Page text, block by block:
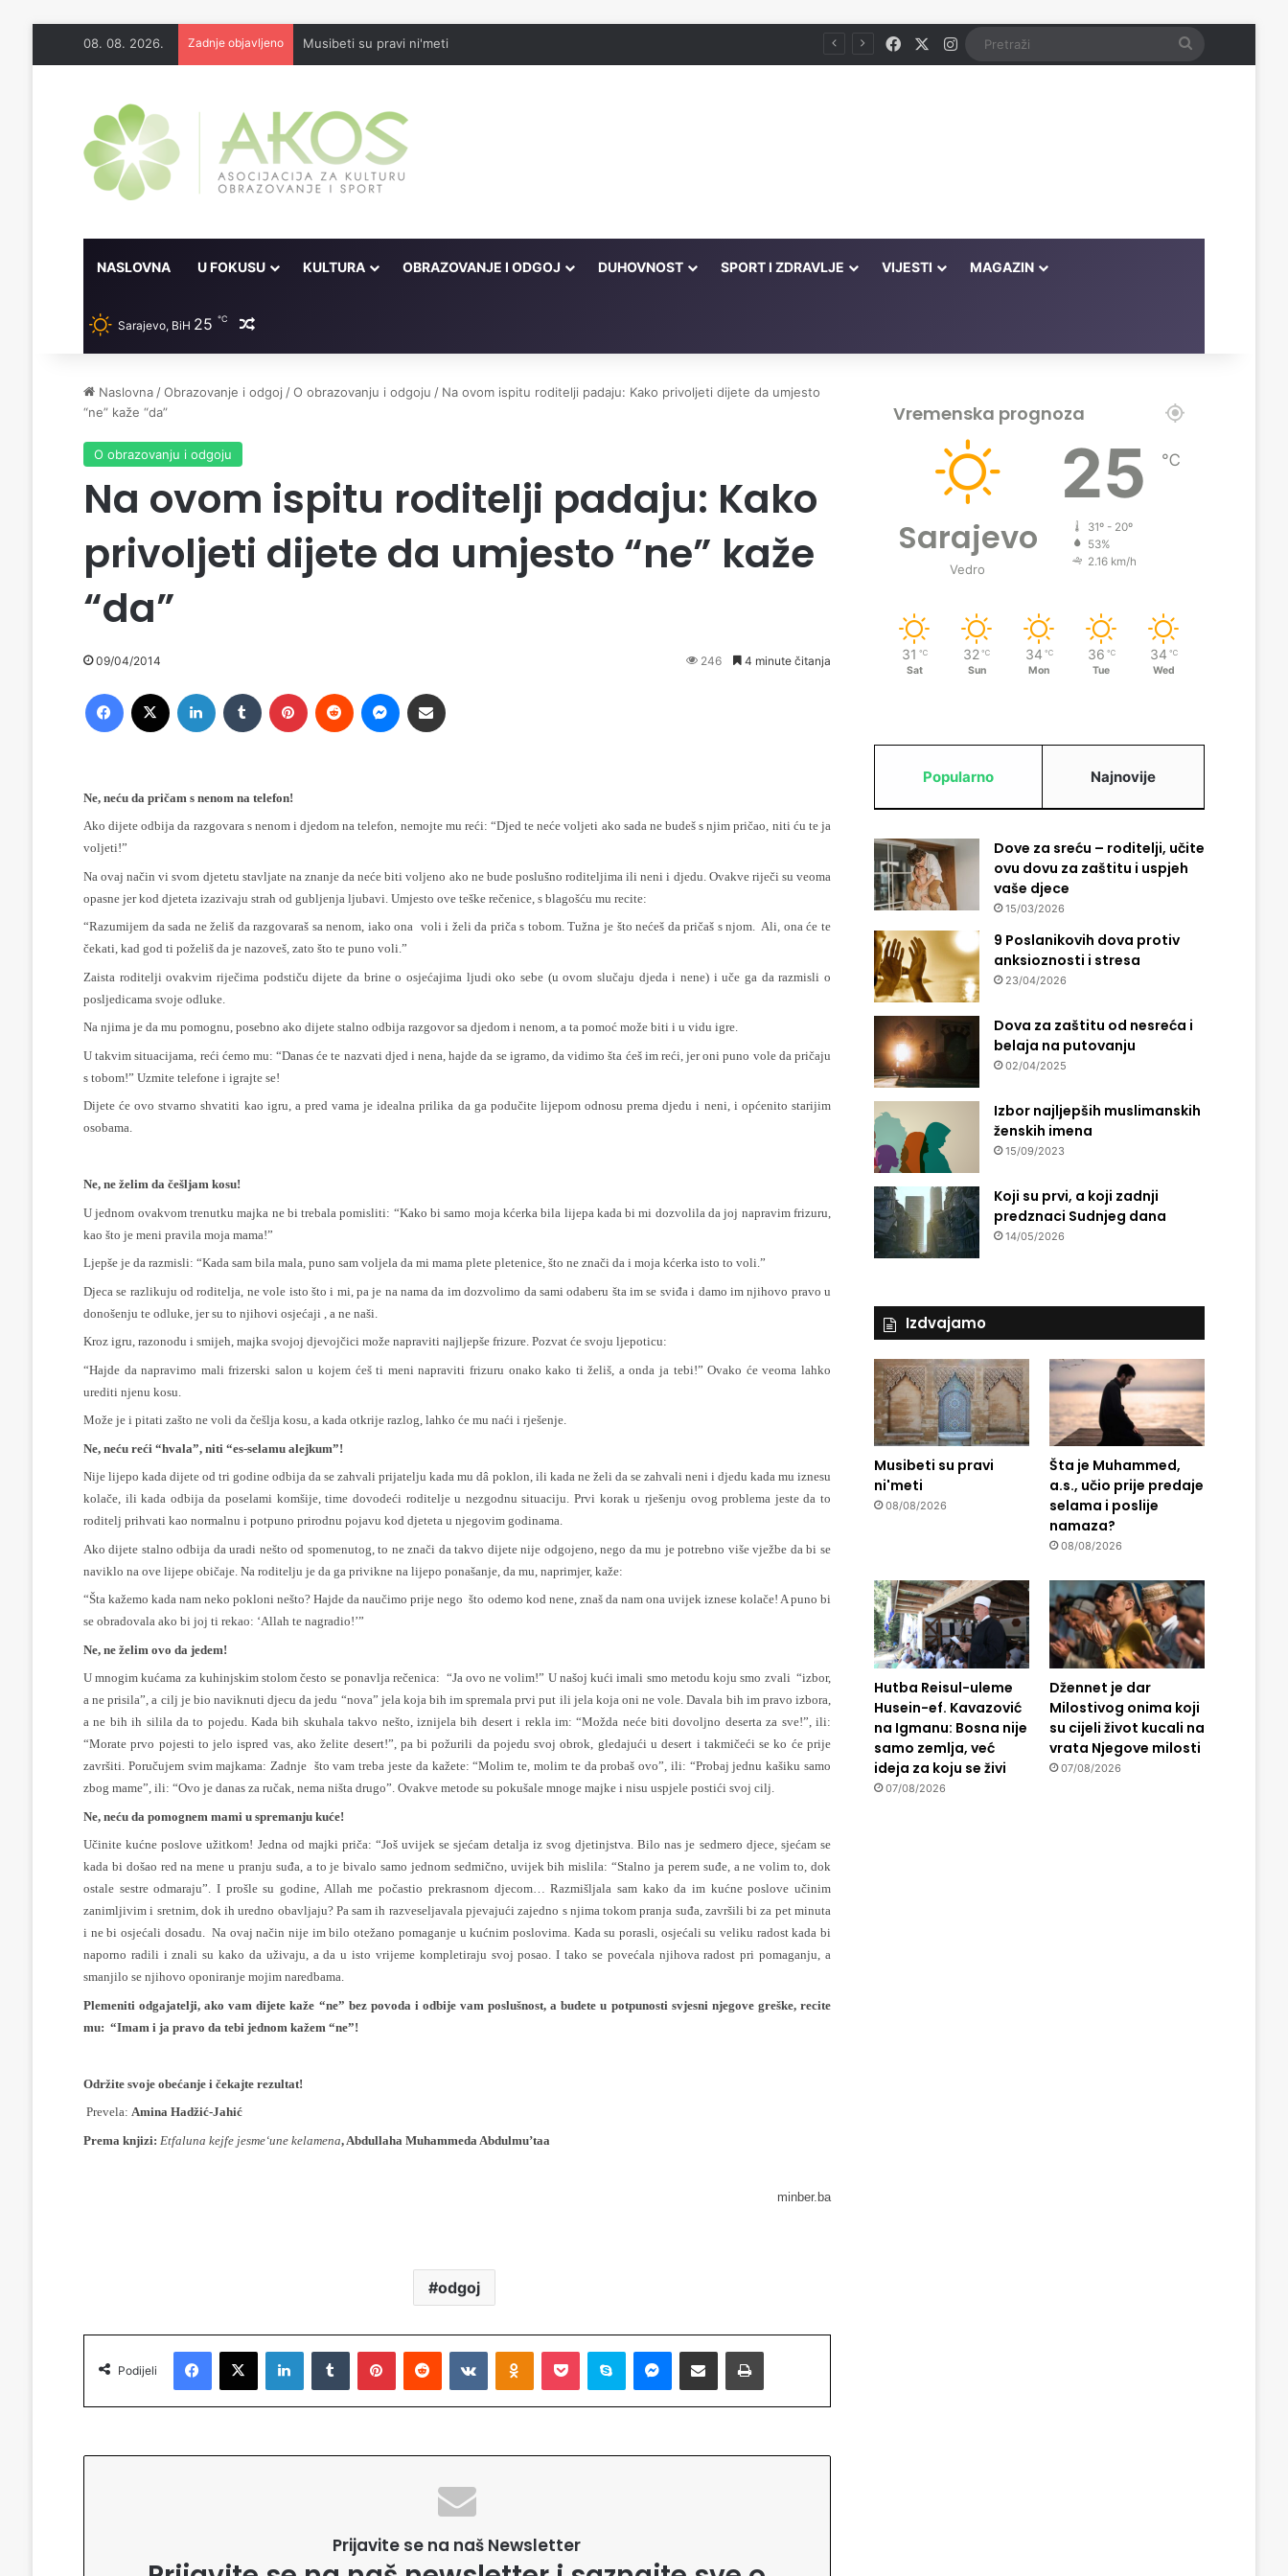
08. 08. 2026. Zadnje objavljeno Musibeti su pravi ni'meti FacebookInstagram Pretraži
NASLOVNA U FOKUSU KULTURA OBRAZOVANJE I ODGOJ DUHOVNOST SPORT I ZDRAVLJE VIJESTI MAGAZIN
Sarajevo, BiH 25 ℃ Random članak
Naslovna /Obrazovanje i odgoj /O obrazovanju i odgoju / Na ovom ispitu roditelji padaju: Kako privoljeti dijete da umjesto
“ne” kaže “da”
O obrazovanju i odgoju
Na ovom ispitu roditelji padaju: Kako
privoljeti dijete da umjesto “ne” kaže
“da”
09/04/2014 246 4 minute čitanja
Ne, neću da pričam s nenom na telefon!
Ako dijete odbija da razgovara s nenom i djedom na telefon, nemojte mu reći: “Djed te neće voljeti ako sada ne budeš s njim pričao, niti ću te ja
voljeti!”
Na ovaj način vi svom djetetu stavljate na znanje da neće biti voljeno ako ne bude poslušno roditeljima ili neni i djedu. Ovakve riječi su veoma
opasne jer kod djeteta izazivaju strah od gubljenja ljubavi. Umjesto ove teške rečenice, s blagošću mu recite:
“Razumijem da sada ne želiš da razgovaraš sa nenom, iako ona voli i želi da priča s tobom. Tužna je što nećeš da pričaš s njom. Ali, ona će te
čekati, kad god ti poželiš da je nazoveš, zato što te puno voli.”
Zaista roditelji ovakvim riječima podstiču dijete da brine o osjećajima ljudi oko sebe (u ovom slučaju djeda i nene) i uče ga da razmisli o
posljedicama svoje odluke.
Na njima je da mu pomognu, posebno ako dijete stalno odbija razgovor sa djedom i nenom, a ta pomoć može biti i u vidu igre.
U takvim situacijama, reći ćemo mu: “Danas će te nazvati djed i nena, hajde da se igramo, da vidimo šta ćeš im reći, jer oni puno vole da pričaju
s tobom!” Uzmite telefone i igrajte se!
Dijete će ovo stvarno shvatiti kao igru, a pred vama je idealna prilika da ga podučite lijepom odnosu prema djedu i neni, i općenito starijim
osobama.
Ne, ne želim da češljam kosu!
U jednom ovakvom trenutku majka ne bi trebala pomisliti: “Kako bi samo moja kćerka bila lijepa kada bi mi dozvolila da joj napravim frizuru,
kao što je meni pravila moja mama!”
Ljepše je da razmisli: “Kada sam bila mala, puno sam voljela da mi mama plete pletenice, što ne znači da i moja kćerka isto to voli.”
Djeca se razlikuju od roditelja, ne vole isto što i mi, pa je na nama da im dozvolimo da sami odaberu šta im se sviđa i damo im njihovo pravo u
donošenju te odluke, jer su to njihovi osjećaji , a ne naši.
Kroz igru, razonodu i smijeh, majka svojoj djevojčici može napraviti najljepše frizure. Pozvat će svoju ljepoticu:
“Hajde da napravimo mali frizerski salon u kojem ćeš ti meni napraviti frizuru onako kako ti želiš, a onda ja tebi!” Ovako će veoma lahko
urediti njenu kosu.
Može je i pitati zašto ne voli da češlja kosu, a kada otkrije razlog, lahko će mu naći i rješenje.
Ne, neću reći “hvala”, niti “es-selamu alejkum”!
Nije lijepo kada dijete od tri godine odbija da se zahvali prijatelju kada mu dâ poklon, ili kada ne želi da se zahvali neni i djedu kada mu iznesu
kolače, ili kada odbija da poselami komšije, time dovodeći roditelje u nezgodnu situaciju. Prvi korak u rješenju ovog problema jeste da to
roditelj prihvati kao normalnu i potpuno prirodnu pojavu kod djeteta u njegovim godinama.
Ako dijete stalno odbija da uradi nešto od spomenutog, to ne znači da takvo dijete nije odgojeno, nego da mu je potrebno više vježbe da bi se
naviklo na ove lijepe običaje. Na roditelju je da ga privikne na lijepo ponašanje, da mu, naprimjer, kaže:
“Šta kažemo kada nam neko pokloni nešto? Hajde da naučimo prije nego što odemo kod nene, znaš da nam ona uvijek iznese kolače! A puno bi
se obradovala ako bi joj ti rekao: ‘Allah te nagradio!’”
Ne, ne želim ovo da jedem!
U mnogim kućama za kuhinjskim stolom često se ponavlja rečenica: “Ja ovo ne volim!” U našoj kući imali smo metodu koju smo zvali “izbor,
a ne prisila”, a cilj je bio naviknuti djecu da jedu “nova” jela koja bih im spremala prvi put ili jela koja oni ne vole. Davala bih im pravo izbora,
a ne bih ih silila da to pojedu. Kada bih skuhala takvo nešto, iznijela bih desert i rekla im: “Možda neće biti dovoljno deserta za sve!”, ili:
“Morate prvo pojesti to jelo ispred vas, ako želite desert!”, pa bi požurili da pojedu svoj obrok, gledajući u desert i takmičeći se ko će prije
završiti. Poručujem svim majkama: Zadnje što vam treba jeste da kažete: “Molim te, molim te da probaš ovo”, ili: “Probaj jednu kašiku samo
zbog mame”, ili: “Ovo je danas za ručak, nema ništa drugo”. Ovakve metode su pokušale mnoge majke i nisu uspjele postići svoj cilj.
Ne, neću da pomognem mami u spremanju kuće!
Učinite kućne poslove užitkom! Jedna od majki priča: “Još uvijek se sjećam detalja iz svog djetinjstva. Bilo nas je sedmero djece, sjećam se
kada bi došao red na mene u pranju suđa, a to je bivalo samo jednom sedmično, uvijek bih mislila: “Stalno ja perem suđe, a ne volim to, dok
ostale sestre odmaraju”. I prošle su godine, Allah me počastio prekrasnom djecom… Razmišljala sam kako da im kućne poslove učinim
zanimljivim i sretnim, dok ih uredno obavljaju? Pa sam ih razveseljavala pjevajući zajedno s njima tokom pranja suđa, završili bi za pet minuta
i ne bi osjećali dosadu. Na ovaj način nije im bilo otežano pomaganje u kućnim poslovima. Kada su porasli, osjećali su veliku radost kada bi
naporno radili i znali su kako da uživaju, a da u isto vrijeme kompletiraju svoj posao. I tako se povećala njihova radost pri pomaganju, a
smanjilo se njihovo oponiranje mojim naredbama.
Plemeniti odgajatelji, ako vam dijete kaže “ne” bez povoda i odbije vam poslušnost, a budete u potpunosti svjesni njegove greške, recite
mu: “Imam i ja pravo da tebi jednom kažem “ne”!
Održite svoje obećanje i čekajte rezultat!
Prevela: Amina Hadžić-Jahić
Prema knjizi: Etfaluna kejfe jesme‘une kelamena, Abdullaha Muhammeda Abdulmu’taa
minber.ba
odgoj
Podijeli
Facebook X LinkedIn Tumblr Pinterest Reddit VKontakte Odnoklassniki Pocket Skype Messenger Podijeli putem Emaila Printaj
Prijavite se na naš Newsletter
Vremenska prognoza
Sarajevo
Vedro
25 ℃
31º - 20º
53%
2.16 km/h
31 ℃
Sat
32 ℃
Sun
34 ℃
Mon
36 ℃
Tue
34 ℃
Wed
Popularno Najnovije
Dove za sreću – roditelji, učite
ovu dovu za zaštitu i uspjeh
vaše djece
15/03/2026
9 Poslanikovih dova protiv
anksioznosti i stresa
23/04/2026
Dova za zaštitu od nesreća i
belaja na putovanju
02/04/2025
Izbor najljepših muslimanskih
ženskih imena
15/09/2023
Koji su prvi, a koji zadnji
predznaci Sudnjeg dana
14/05/2026
Izdvajamo
Musibeti su pravi
ni'meti
08/08/2026
Šta je Muhammed,
a.s., učio prije predaje
selama i poslije
namaza?
08/08/2026
Hutba Reisul-uleme
Husein-ef. Kavazović
na Igmanu: Bosna nije
samo zemlja, već
ideja za koju se živi
07/08/2026
Džennet je dar
Milostivog onima koji
su cijeli život kucali na
vrata Njegove milosti
07/08/2026